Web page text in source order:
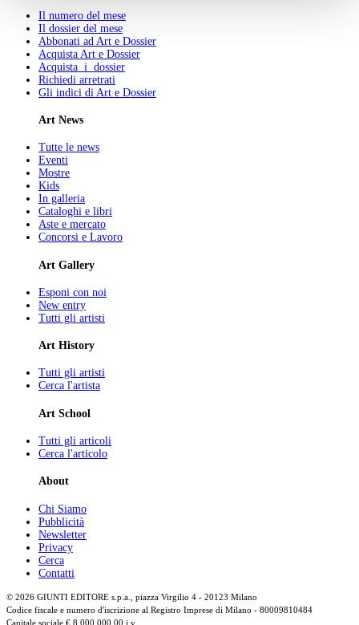
Il numero del mese
Il dossier del mese
Abbonati ad Art e Dossier
Acquista Art e Dossier
Acquista i dossier
Richiedi arretrati
Gli indici di Art e Dossier
Art News
Tutte le news
Eventi
Mostre
Kids
In galleria
Cataloghi e libri
Aste e mercato
Concorsi e Lavoro
Art Gallery
Esponi con noi
New entry
Tutti gli artisti
Art History
Tutti gli artisti
Cerca l'artista
Art School
Tutti gli articoli
Cerca l'articolo
About
Chi Siamo
Pubblicità
Newsletter
Privacy
Cerca
Contatti
© 2026 GIUNTI EDITORE s.p.a., piazza Virgilio 4 - 20123 Milano
Codice fiscale e numero d'iscrizione al Registro Imprese di Milano - 80009810484
Capitale sociale € 8.000.000,00 i.v.